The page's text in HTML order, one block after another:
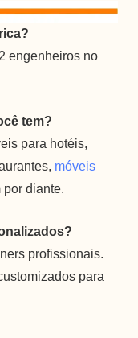
engenheiros no
tem?
para hotéis,
móveis
por diante.
profissionais.
para